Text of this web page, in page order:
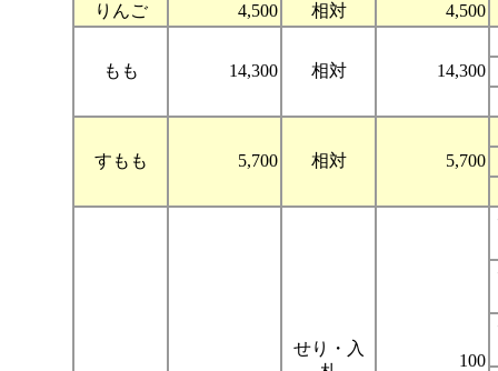
りんご 4,500 相対 4,500
もも 14,300 相対 14,300
すもも 5,700 相対 5,700
せり・入
100